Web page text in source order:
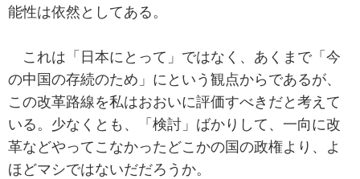
能性は依然としてある。
これは「日本にとって」ではなく、あくまで「今
の中国の存続のため」にという観点からであるが、
この改革路線を私はおおいに評価すべきだと考えて
いる。少なくとも、「検討」ばかりして、一向に改
革などやってこなかったどこかの国の政権より、よ
ほどマシではないだだろうか。